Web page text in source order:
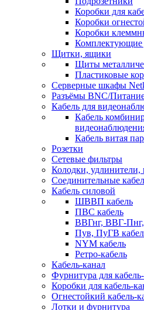
Коробки для
Коробки
Коробки
Комплектующие
Щитки, ящики
Щиты
Пластиковые
Серверные шкафы
Разъёмы BNC/
Кабель для
Кабель
Кабель витая
Розетки
Сетевые фильтры
Колодки, удлинители,
Соединительные
Кабель силовой
ШВВП кабель
ПВС кабель
ВВГнг, ВВГ-
Пув, ПуГВ
NYM кабель
Ретро-кабель
Кабель-канал
Фурнитура для
Коробки для кабель-
Огнестойкий кабель-
Лотки и фурнитура